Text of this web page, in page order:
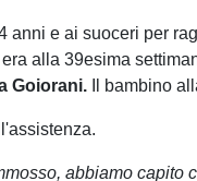
e ai suoceri per
alla 39esima
Goiorani. Il bambino
abbiamo capito